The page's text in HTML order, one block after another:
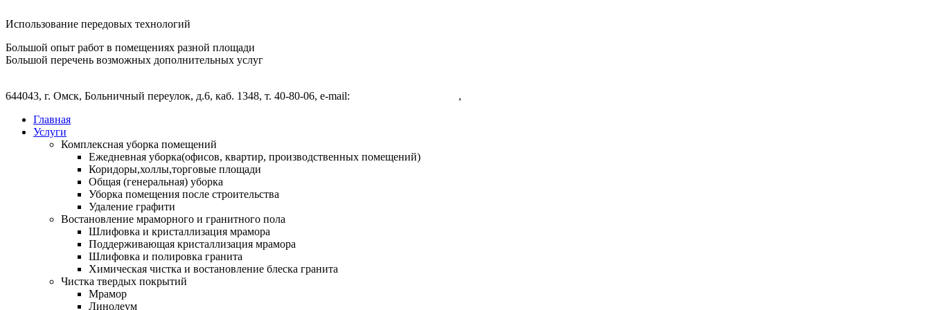
Использование передовых технологий
Большой опыт работ в помещениях разной площади
Большой перечень возможных дополнительных услуг
644043, г. Омск, Больничный переулок, д.6, каб. 1348, т. 40-80-06, e-mail: ,
Главная
Услуги
Комплексная уборка помещений
Ежедневная уборка(офисов, квартир, производственных помещений)
Коридоры,холлы,торговые площади
Общая (генеральная) уборка
Уборка помещения после строительства
Удаление графити
Востановление мраморного и гранитного пола
Шлифовка и кристаллизация мрамора
Поддерживающая кристаллизация мрамора
Шлифовка и полировка гранита
Химическая чистка и востановление блеска гранита
Чистка твердых покрытий
Мрамор
Линолеум